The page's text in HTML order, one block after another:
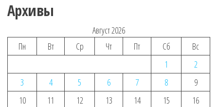
Архивы
Август 2026
Пн
Вт Ср Чт Пт Сб
Вс
1
2
3
4 5 6 7 8
9
10
11 12 13 14 15
16